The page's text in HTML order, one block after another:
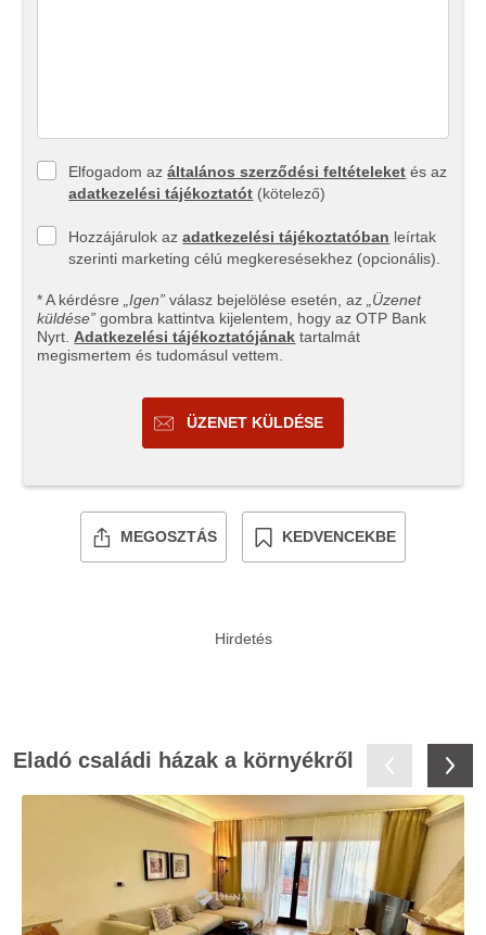
Elfogadom azáltalános szerződési feltételeket és az
adatkezelési tájékoztatót (kötelező)
Hozzájárulok azadatkezelési tájékoztatóban leírtak
szerinti marketing célú megkeresésekhez (opcionális).
* A kérdésre „Igen” válasz bejelölése esetén, az
„Üzenet
küldése” gombra kattintva kijelentem, hogy az OTP Bank
Nyrt. Adatkezelési tájékoztatójának tartalmát
megismertem és tudomásul vettem.
ÜZENET KÜLDÉSE
MEGOSZTÁS KEDVENCEKBE
Eladó családi házak a környékről